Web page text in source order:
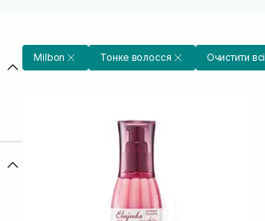
Milbon Тонке волосся Очистити всі